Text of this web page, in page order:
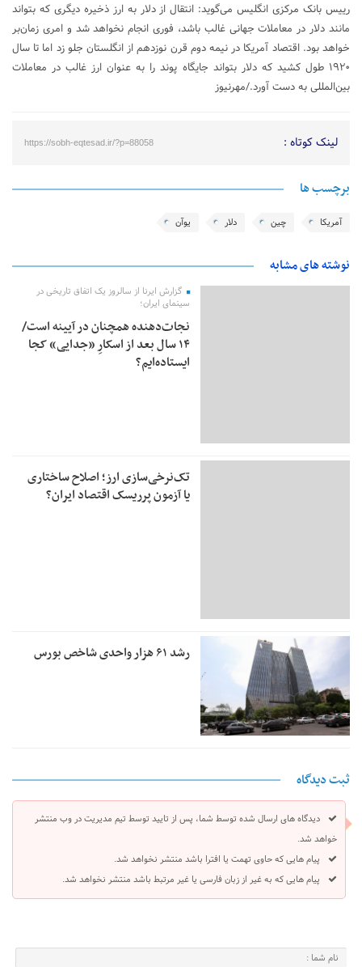
رییس بانک مرکزی انگلیس می‌گوید: انتقال از دلار به ارز ذخیره دیگری که بتواند
مانند دلار در معاملات جهانی غالب باشد، فوری انجام نخواهد شد و امری زمان‌بر
خواهد بود. اقتصاد آمریکا در نیمه دوم قرن نوزدهم از انگلستان جلو زد اما تا سال
۱۹۲۰ طول کشید که دلار بتواند جایگاه پوند را به عنوان ارز غالب در معاملات
بین‌المللی به دست آورد./مهرنیوز
لینک کوتاه : https://sobh-eqtesad.ir/?p=88058
برچسب ها
آمریکا چین دلار یوآن
نوشته های مشابه
گزارش ایرنا از سالروز یک اتفاق تاریخی در
سینمای ایران؛
نجات‌دهنده‌ همچنان در آیینه است/
۱۴ سال بعد از اسکارِ «جدایی» کجا
ایستاده‌ایم؟
تک‌نرخی‌سازی ارز؛ اصلاح ساختاری
یا آزمون پرریسک اقتصاد ایران؟
رشد ۶۱ هزار واحدی شاخص بورس
ثبت دیدگاه
دیدگاه های ارسال شده توسط شما، پس از تایید توسط تیم مدیریت در وب منتشر
خواهد شد.
پیام هایی که حاوی تهمت یا افترا باشد منتشر نخواهد شد.
پیام هایی که به غیر از زبان فارسی یا غیر مرتبط باشد منتشر نخواهد شد.